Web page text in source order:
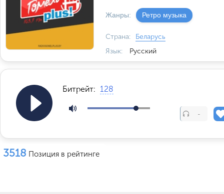
Жанры: Ретро музыка
Страна:
Беларусь
Язык:
Русский
Битрейт: 128
-
3518 Позиция в рейтинге